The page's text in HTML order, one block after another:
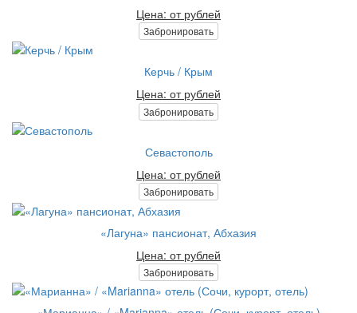
Цена: от рублей
Забронировать
Керчь / Крым
Цена: от рублей
Забронировать
Севастополь
Цена: от рублей
Забронировать
«Лагуна» пансионат, Абхазия
Цена: от рублей
Забронировать